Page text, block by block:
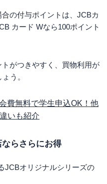
の付与ポイントは、JCBカ
カード Wなら100ポイント
がつきやすく、買物利用が
う。
費無料で学生申込OK！他
いも紹介
らさらにお得
JCBオリジナルシリーズの